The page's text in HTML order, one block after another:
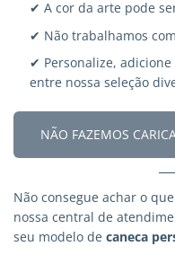
✔ A cor da arte pode
✔ Não trabalhamos
✔ Personalize,
entre nossa seleção
NÃO FAZEMOS
Não consegue achar o
nossa central de
seu modelo de caneca